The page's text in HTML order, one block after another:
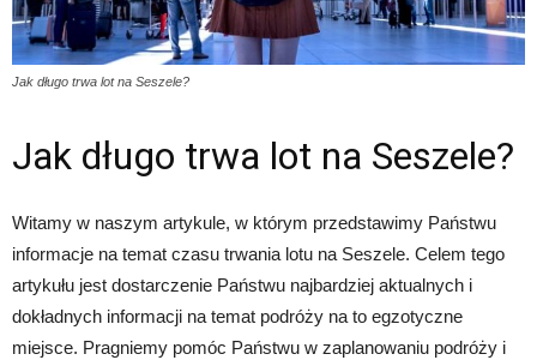
Jak długo trwa lot na Seszele?
Jak długo trwa lot na Seszele?
Witamy w naszym artykule, w którym przedstawimy Państwu
informacje na temat czasu trwania lotu na Seszele. Celem tego
artykułu jest dostarczenie Państwu najbardziej aktualnych i
dokładnych informacji na temat podróży na to egzotyczne
miejsce. Pragniemy pomóc Państwu w zaplanowaniu podróży i